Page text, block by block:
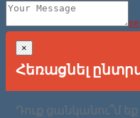
×
Հեռացնել
Դուք ցանկանու՞մ